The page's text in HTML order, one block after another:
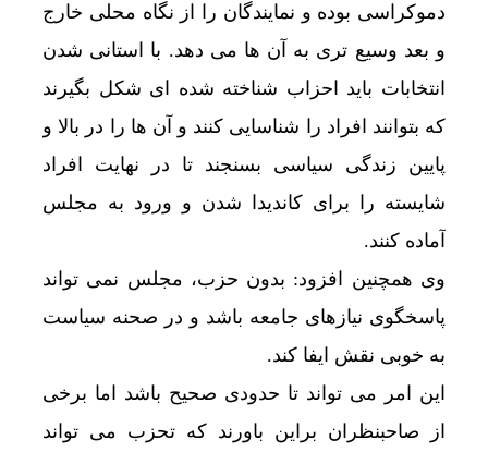
دموکراسی بوده و نمایندگان را از نگاه محلی خارج
و بعد وسیع تری به آن ها می دهد. با استانی شدن
انتخابات باید احزاب شناخته شده ای شکل بگیرند
که بتوانند افراد را شناسایی کنند و آن ها را در بالا و
پایین زندگی سیاسی بسنجند تا در نهایت افراد
شایسته را برای کاندیدا شدن و ورود به مجلس
آماده کنند.
وی همچنین افزود: بدون حزب، مجلس نمی تواند
پاسخگوی نیازهای جامعه باشد و در صحنه سیاست
به خوبی نقش ایفا کند.
این امر می تواند تا حدودی صحیح باشد اما برخی
از صاحبنظران براین باورند که تحزب می تواند